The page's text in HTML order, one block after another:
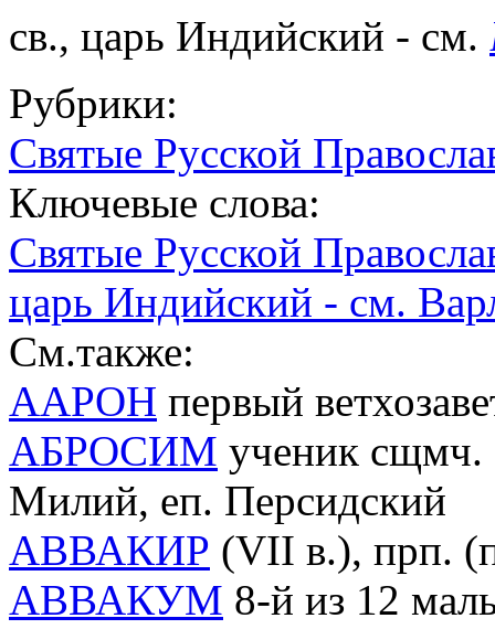
св., царь Индийский - см.
Рубрики:
Святые Русской
Ключевые слова:
Святые Русской
царь Индийский - см.
См.также:
ААРОН первый
АБРОСИМ ученик сщмч.
Милий, еп. Персидский
АВВАКИР (VII в.), прп.
АВВАКУМ 8-й из 12